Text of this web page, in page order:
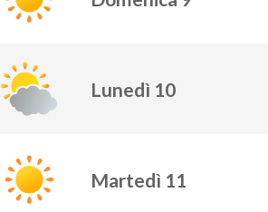
Lunedì 10
Martedì 11